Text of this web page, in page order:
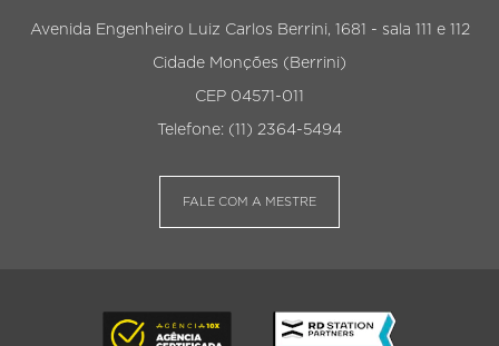
Avenida Engenheiro Luiz Carlos Berrini, 1681 - sala 111 e 112
Cidade Monções (Berrini)
CEP 04571-011
Telefone: (11) 2364-5494
FALE COM A MESTRE